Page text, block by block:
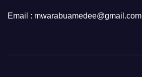
Email : mwarabuamedee@gmail.com